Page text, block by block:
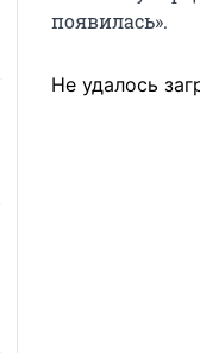
появилась».
Не удалось